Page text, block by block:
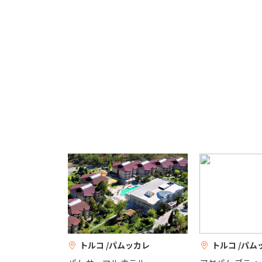
トルコ /パムッカレ
トルコ /パム